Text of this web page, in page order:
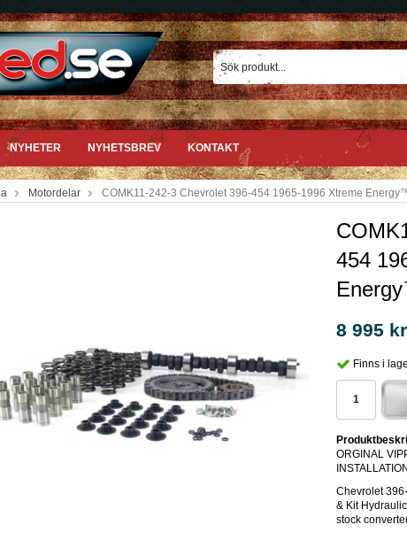
NYHETER NYHETSBREV KONTAKT
Motordelar COMK11-242-3 Chevrolet 396-454 1965-1996 Xtreme
454
8 995 kr
Finns i
ORGINAL
Chevrolet
& Kit
stock